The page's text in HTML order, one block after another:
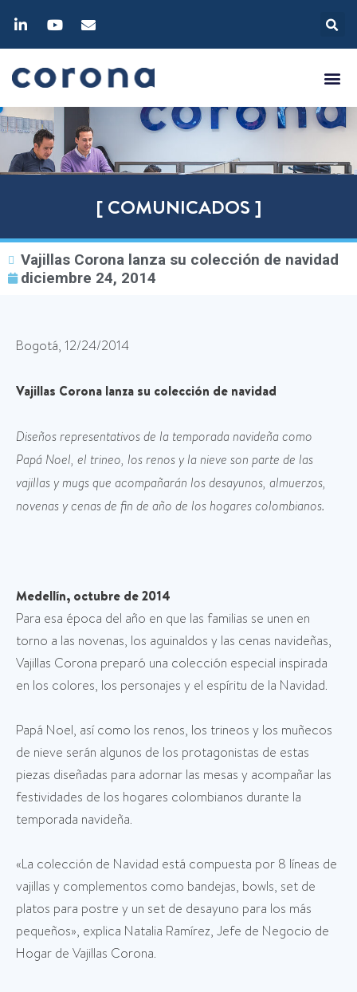
[ COMUNICADOS ]
Vajillas Corona lanza su colección de navidad
diciembre 24, 2014
Bogotá, 12/24/2014
Vajillas Corona lanza su colección de navidad
Diseños representativos de la temporada navideña como
Papá Noel, el trineo, los renos y la nieve son parte de las
vajillas y mugs que acompañarán los desayunos, almuerzos,
novenas y cenas de fin de año de los hogares colombianos.
Medellín, octubre de 2014
Para esa época del año en que las familias se unen en
torno a las novenas, los aguinaldos y las cenas navideñas,
Vajillas Corona preparó una colección especial inspirada
en los colores, los personajes y el espíritu de la Navidad.
Papá Noel, así como los renos, los trineos y los muñecos
de nieve serán algunos de los protagonistas de estas
piezas diseñadas para adornar las mesas y acompañar las
festividades de los hogares colombianos durante la
temporada navideña.
«La colección de Navidad está compuesta por 8 líneas de
vajillas y complementos como bandejas, bowls, set de
platos para postre y un set de desayuno para los más
pequeños», explica Natalia Ramírez, Jefe de Negocio de
Hogar de Vajillas Corona.